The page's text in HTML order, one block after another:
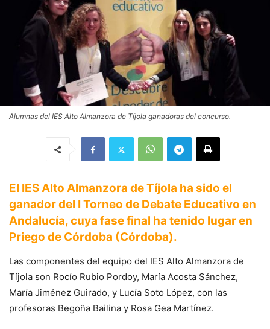
Alumnas del IES Alto Almanzora de Tíjola ganadoras del concurso.
El IES Alto Almanzora de Tíjola ha sido el
ganador del I Torneo de Debate Educativo en
Andalucía, cuya fase final ha tenido lugar en
Priego de Córdoba (Córdoba).
Las componentes del equipo del IES Alto Almanzora de
Tíjola son Rocío Rubio Pordoy, María Acosta Sánchez,
María Jiménez Guirado, y Lucía Soto López, con las
profesoras Begoña Bailina y Rosa Gea Martínez.